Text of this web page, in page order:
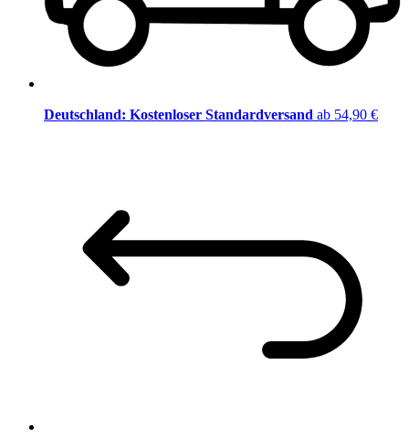
Deutschland: Kostenloser Standardversand ab 54,90 €